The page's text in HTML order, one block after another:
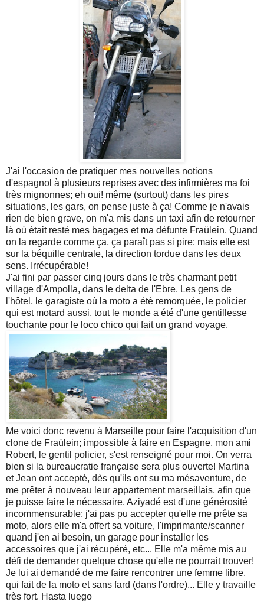
J'ai l'occasion de pratiquer mes nouvelles notions
d'espagnol à plusieurs reprises avec des infirmières ma foi
très mignonnes; eh oui! même (surtout) dans les pires
situations, les gars, on pense juste à ça! Comme je n'avais
rien de bien grave, on m'a mis dans un taxi afin de retourner
là où était resté mes bagages et ma défunte Fraülein. Quand
on la regarde comme ça, ça paraît pas si pire: mais elle est
sur la béquille centrale, la direction tordue dans les deux
sens. Irrécupérable!
J'ai fini par passer cinq jours dans le très charmant petit
village d'Ampolla, dans le delta de l'Ebre. Les gens de
l'hôtel, le garagiste où la moto a été remorquée, le policier
qui est motard aussi, tout le monde a été d'une gentillesse
touchante pour le loco chico qui fait un grand voyage.
Me voici donc revenu à Marseille pour faire l'acquisition d'un
clone de Fraülein; impossible à faire en Espagne, mon ami
Robert, le gentil policier, s'est renseigné pour moi. On verra
bien si la bureaucratie française sera plus ouverte! Martina
et Jean ont accepté, dès qu'ils ont su ma mésaventure, de
me prêter à nouveau leur appartement marseillais, afin que
je puisse faire le nécessaire. Aziyadé est d'une générosité
incommensurable; j'ai pas pu accepter qu'elle me prête sa
moto, alors elle m'a offert sa voiture, l'imprimante/scanner
quand j'en ai besoin, un garage pour installer les
accessoires que j'ai récupéré, etc... Elle m'a même mis au
défi de demander quelque chose qu'elle ne pourrait trouver!
Je lui ai demandé de me faire rencontrer une femme libre,
qui fait de la moto et sans fard (dans l'ordre)... Elle y travaille
très fort. Hasta luego